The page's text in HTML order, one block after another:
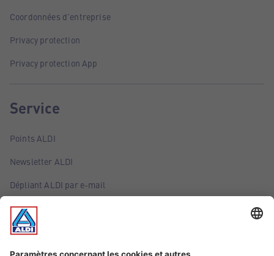
Coordonnées d'entreprise
Privacy protection
Privacy protection App
Service
Points ALDI
Newsletter ALDI
Dépliant ALDI par e-mail
Offres
Infos essentielles